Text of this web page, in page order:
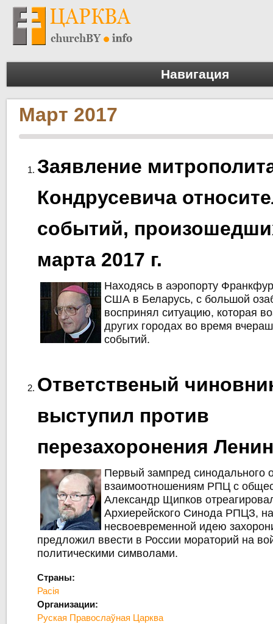
Навигация
Март 2017
Заявление
Кондрусевича
событий,
марта 2017 г.
Находясь в аэропорту
США в Беларусь, с большой
воспринял ситуацию, которая
других городах во время
событий.
Ответственый
выступил против
перезахоронения
Первый зампред синодального
взаимоотношениям РПЦ с
Александр Щипков
Архиерейского Синода РПЦЗ,
несвоевременной идею
предложил ввести в России мораторий на
политическими символами.
Страны:
Расія
Организации:
Руская Правослаўная Царква